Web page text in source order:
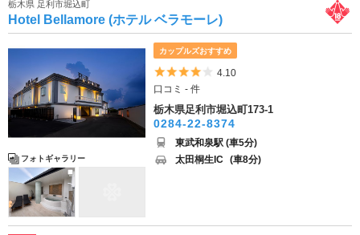
「アピタ足利店」「
り、日中は行き交う人々で賑わっています。また、「足利駅前商店街」に
は、お酒を提供するお店も多く、夜の街歩きにもぴったりです。足利市の
ラブホテルには、お忍びデートの際にも安心のワンガレージタイプのホテ
ルや、コスプレレンタルなど多彩なサービスがあるホテル、お隣の佐野市
の人気スポット「佐野プレミアム・アウトレット」にもアクセス良好なホ
テルなど、様々なホテルがあります。足利市でラブホテルをお探しの際
は、クーポン・事前予約でお得に利用ができる『カップルズ』におまかせ
ください。
栃木県 足利市堀込町
Hotel Bellamore (ホテル ベラモーレ)
フォトギャラリー
カップルズおすすめ
5つ星のうち4
4.10
口コミ - 件
栃木県足利市堀込町173-1
0284-22-8374
東武和泉駅 (車5分)
太田桐生IC (車8分)